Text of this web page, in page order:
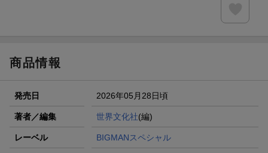
条件達成で楽天限定・宝塚歌劇 宙組貸切公演ペアチケット
商品情報
発売日 2026年05月28日頃
著者／編集 世界文化社(編)
レーベル BIGMANスペシャル